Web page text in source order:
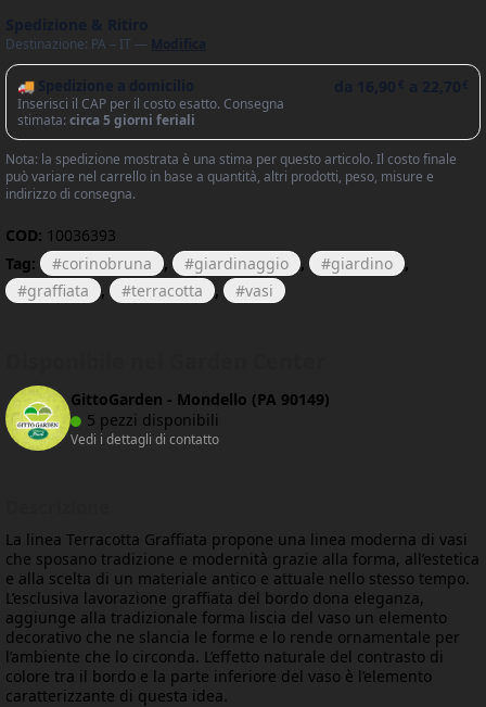
Destinazione: PA – IT —
🚚 Spedizione a domicilio
Inserisci il CAP per il costo esatto. Consegna
stimata: circa 5 giorni feriali
Nota: la spedizione mostrata è una stima per questo articolo. Il costo finale
può variare nel carrello in base a quantità, altri prodotti, peso, misure e
indirizzo di consegna.
COD: 10036393
Tag:
corinobruna , giardinaggio , giardino
,
graffiata
, terracotta , vasi
GittoGarden - Mondello (PA 90149)
5 pezzi disponibili
Vedi i dettagli di contatto
La linea Terracotta Graffiata propone una linea moderna di vasi
che sposano tradizione e modernità grazie alla forma, all’estetica
e alla scelta di un materiale antico e attuale nello stesso tempo.
L’esclusiva lavorazione graffiata del bordo dona eleganza,
aggiunge alla tradizionale forma liscia del vaso un elemento
decorativo che ne slancia le forme e lo rende ornamentale per
l’ambiente che lo circonda. L’effetto naturale del contrasto di
colore tra il bordo e la parte inferiore del vaso è l’elemento
caratterizzante di questa idea.